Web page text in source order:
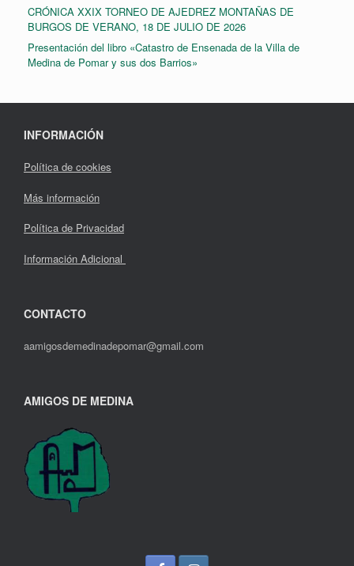
CRÓNICA XXIX TORNEO DE AJEDREZ MONTAÑAS DE
BURGOS DE VERANO, 18 DE JULIO DE 2026
Presentación del libro «Catastro de Ensenada de la Villa de
Medina de Pomar y sus dos Barrios»
INFORMACIÓN
Política de cookies
Más información
Política de Privacidad
Información Adicional
CONTACTO
aamigosdemedinadepomar@gmail.com
AMIGOS DE MEDINA